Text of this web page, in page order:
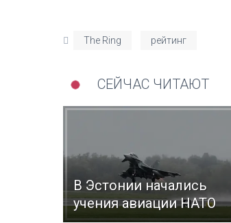
The Ring рейтинг
СЕЙЧАС ЧИТАЮТ
В Эстонии начались
учения авиации НАТО